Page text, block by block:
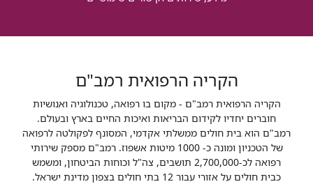
הקריה הרפואית רמב"ם
הקריה הרפואית רמב"ם - מקום בו רפואה, טכנולוגיה ואנושיות
חוברים יחדיו לקידום הבריאות ואיכות החיים בארץ ובעולם.
רמב"ם הוא בית חולים ממשלתי אקדמי, המסונף לפקולטה לרפואה
של הטכניון ומונה כ- 1000 מיטות אשפוז. רמב"ם מספק שירותי
רפואה לכ-2,700,000 תושבים, צה"ל וכוחות הביטחון, ומשמש
כבית חולים על אזורי עבור 12 בתי חולים בצפון מדינת ישראל.